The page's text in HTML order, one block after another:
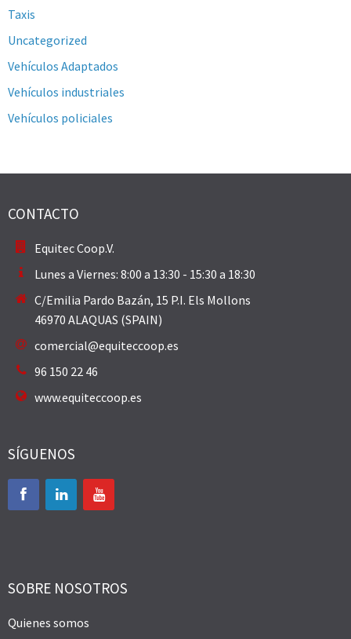
Taxis
Uncategorized
Vehículos Adaptados
Vehículos industriales
Vehículos policiales
CONTACTO
Equitec Coop.V.
Lunes a Viernes: 8:00 a 13:30 - 15:30 a 18:30
C/Emilia Pardo Bazán, 15 P.I. Els Mollons
46970 ALAQUAS (SPAIN)
comercial@equiteccoop.es
96 150 22 46
www.equiteccoop.es
SÍGUENOS
SOBRE NOSOTROS
Quienes somos